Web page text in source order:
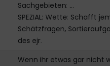
Sachgebieten: …
SPEZIAL: Wette: Schafft
Schätzfragen,
des ejr.
Wenn ihr etwas gar nicht